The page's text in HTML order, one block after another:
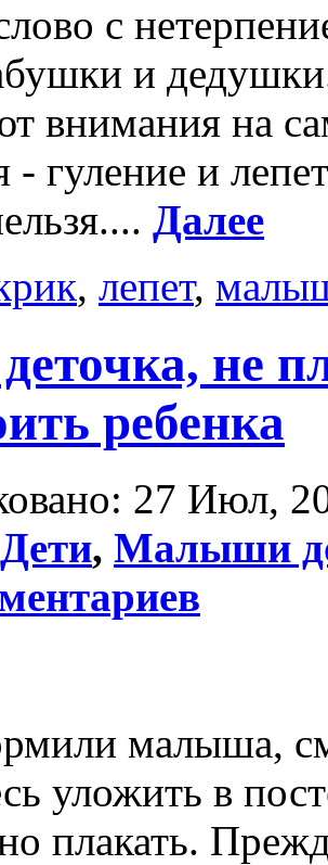
с
и
внимания на
гуление и
Далее
, лепет,
не
ребенка
27 Июл,
Дети, Малыши
малыша,
уложить в
плакать.